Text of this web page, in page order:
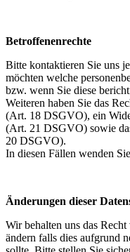
Betroffenenrechte
Bitte kontaktieren Sie uns
möchten welche
bzw. wenn Sie diese
Weiteren haben Sie das
(Art. 18 DSGVO), ein
(Art. 21 DSGVO) sowie
20 DSGVO).
In diesen Fällen wenden
Änderungen dieser
Wir behalten uns das
ändern falls dies aufgrund